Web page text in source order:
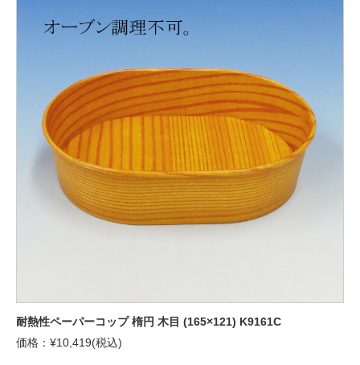
耐熱性ペーパーコップ 楕円 木目 (165×121) K9161C
価格：¥10,419(税込)